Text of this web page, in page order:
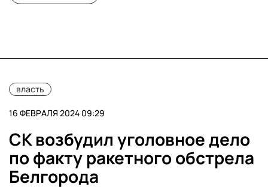
власть
16 ФЕВРАЛЯ 2024 09:29
СК возбудил уголовное дело
по факту ракетного обстрела
Белгорода